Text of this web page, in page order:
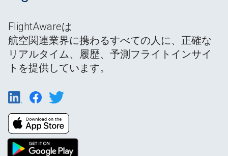
FlightAwareは
航空関連業界に携わるすべての人に、正確な
リアルタイム、履歴、予測フライトインサイ
トを提供しています。